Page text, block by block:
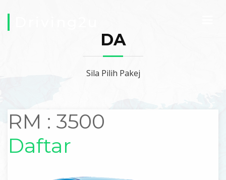
DA
Sila Pilih Pakej
RM : 3500
Daftar